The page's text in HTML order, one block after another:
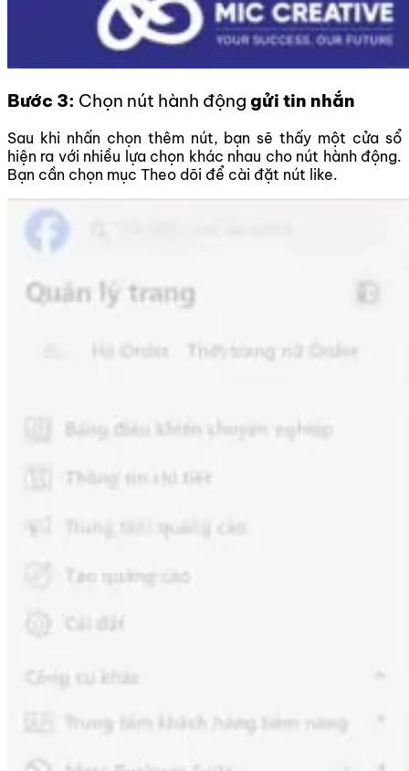
Bước 3: Chọn nút hành động gửi tin nhắn
Sau khi nhấn chọn thêm nút, bạn sẽ thấy một cửa sổ
hiện ra với nhiều lựa chọn khác nhau cho nút hành động.
Bạn cần chọn mục Theo dõi để cài đặt nút like.